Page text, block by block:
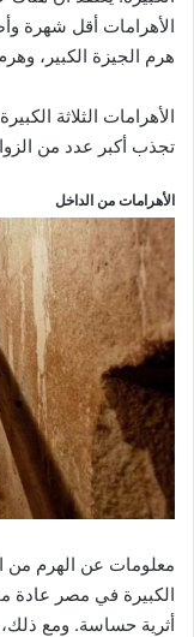
الأهرامات أقل شهرة
هرم الجيزة الكبير،
الأهرامات الثلاثة
تجذب أكبر عدد من
الأهرامات من الداخل
معلومات عن الهرم من
الكبيرة في مصر عادة
أثرية حساسة. ومع